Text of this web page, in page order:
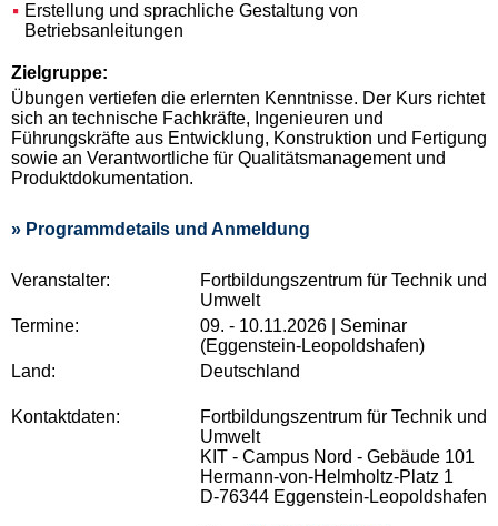
Erstellung und sprachliche Gestaltung von
Betriebsanleitungen
Zielgruppe:
Übungen vertiefen die erlernten Kenntnisse. Der Kurs richtet
sich an technische Fachkräfte, Ingenieuren und
Führungskräfte aus Entwicklung, Konstruktion und Fertigung
sowie an Verantwortliche für Qualitätsmanagement und
Produktdokumentation.
» Programmdetails und Anmeldung
Veranstalter:
Fortbildungszentrum für Technik und
Umwelt
Termine:
09. - 10.11.2026 | Seminar
(Eggenstein-Leopoldshafen)
Land:
Deutschland
Kontaktdaten:
Fortbildungszentrum für Technik und
Umwelt
KIT - Campus Nord - Gebäude 101
Hermann-von-Helmholtz-Platz 1
D-76344 Eggenstein-Leopoldshafen